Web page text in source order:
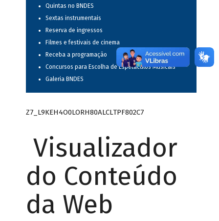
Quintas no BNDES
Sextas instrumentais
Reserva de ingressos
Filmes e festivais de cinema
Receba a programação
Concursos para Escolha de Espetáculos Musicais
Galeria BNDES
Z7_L9KEH4O0LORH80ALCLTPF802C7
Visualizador
do Conteúdo
da Web